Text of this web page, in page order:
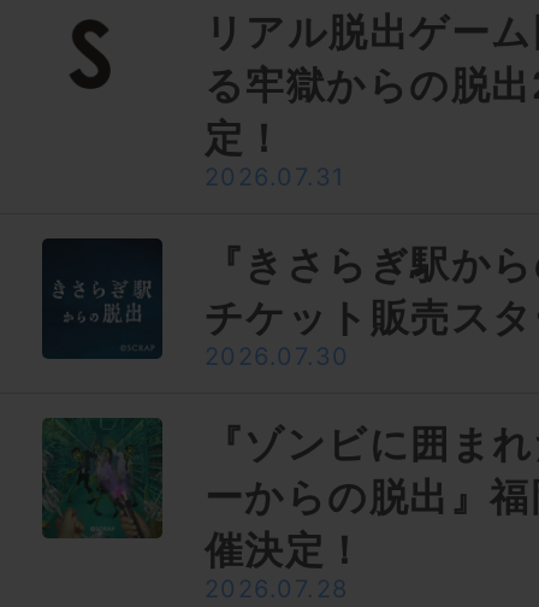
リアル脱出ゲー
る牢獄からの脱
定！
2026.07.31
『きさらぎ駅か
チケット販売ス
2026.07.30
『ゾンビに囲ま
ーからの脱出』
催決定！
2026.07.28